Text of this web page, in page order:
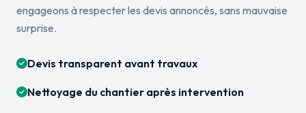
engageons à respecter les devis annoncés, sans mauvaise
surprise.
Devis transparent avant travaux
Nettoyage du chantier après intervention